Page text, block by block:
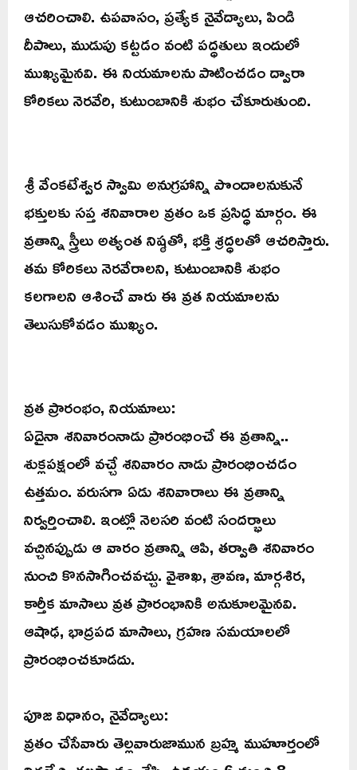
ఆచరించాలి. ఉపవాసం, ప్రత్యేక నైవేద్యాలు, పిండి
దీపాలు, ముడుపు కట్టడం వంటి పద్ధతులు ఇందులో
ముఖ్యమైనవి. ఈ నియమాలను పాటించడం ద్వారా
కోరికలు నెరవేరి, కుటుంబానికి శుభం చేకూరుతుంది.
శ్రీ వేంకటేశ్వర స్వామి అనుగ్రహాన్ని పొందాలనుకునే
భక్తులకు సప్త శనివారాల వ్రతం ఒక ప్రసిద్ధ మార్గం. ఈ
వ్రతాన్ని స్త్రీలు అత్యంత నిష్ఠతో, భక్తి శ్రద్ధలతో ఆచరిస్తారు.
తమ కోరికలు నెరవేరాలని, కుటుంబానికి శుభం
కలగాలని ఆశించే వారు ఈ వ్రత నియమాలను
తెలుసుకోవడం ముఖ్యం.
వ్రత ప్రారంభం, నియమాలు:
ఏదైనా శనివారంనాడు ప్రారంభించే ఈ వ్రతాన్ని..
శుక్లపక్షంలో వచ్చే శనివారం నాడు ప్రారంభించడం
ఉత్తమం. వరుసగా ఏడు శనివారాలు ఈ వ్రతాన్ని
నిర్వర్తించాలి. ఇంట్లో నెలసరి వంటి సందర్భాలు
వచ్చినప్పుడు ఆ వారం వ్రతాన్ని ఆపి, తర్వాతి శనివారం
నుంచి కొనసాగించవచ్చు. వైశాఖ, శ్రావణ, మార్గశిర,
కార్తీక మాసాలు వ్రత ప్రారంభానికి అనుకూలమైనవి.
ఆషాఢ, భాద్రపద మాసాలు, గ్రహణ సమయాలలో
ప్రారంభించకూడదు.
పూజ విధానం, నైవేద్యాలు:
వ్రతం చేసేవారు తెల్లవారుజామున బ్రహ్మ ముహూర్తంలో